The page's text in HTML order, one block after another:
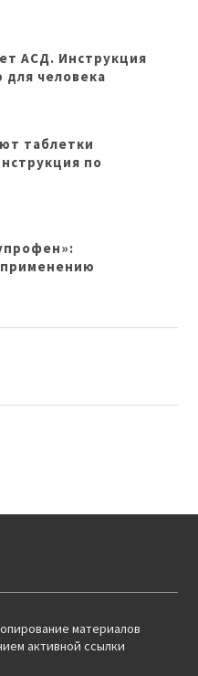
АСД. Инструкция
человека
таблетки
по
материалов
активной ссылки